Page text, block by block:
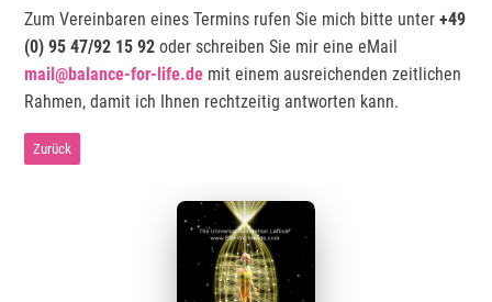
Zum Vereinbaren eines Termins rufen Sie mich bitte unter+49
(0) 95 47/92 15 92 oder schreiben Sie mir eine eMail
mail@balance-for-life.de mit einem ausreichenden zeitlichen
Rahmen, damit ich Ihnen rechtzeitig antworten kann.
Zurück